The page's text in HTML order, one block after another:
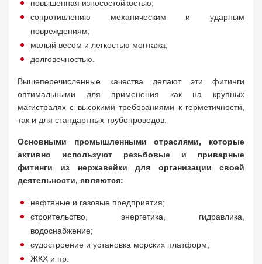
повышенная износостойкостью;
сопротивлению механическим и ударным
повреждениям;
малый весом и легкостью монтажа;
долговечностью.
Вышеперечисленные качества делают эти фитинги
оптимальными для применения как на крупных
магистралях с высокими требованиями к герметичности,
так и для стандартных трубопроводов.
Основными промышленными отраслями, которые
активно используют резьбовые и приварные
фитинги из нержавейки для организации своей
деятельности, являются:
нефтяные и газовые предприятия;
строительство, энергетика, гидравлика,
водоснабжение;
судостроение и установка морских платформ;
ЖКХ и пр.